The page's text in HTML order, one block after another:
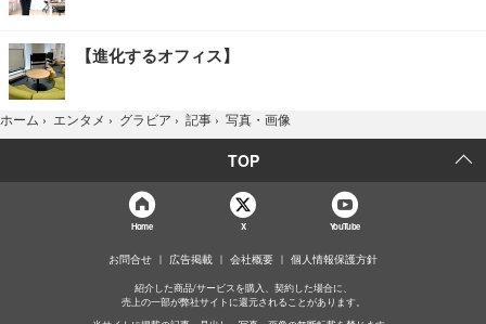
【進化するオフィス】
ホーム › エンタメ › グラビア › 記事 › 写真・画像
TOP
Home X YouTube
お問合せ 広告掲載 会社概要 個人情報保護方針
紹介した商品/サービスを購入、契約した場合に、
売上の一部が弊社サイトに還元されることがあります。